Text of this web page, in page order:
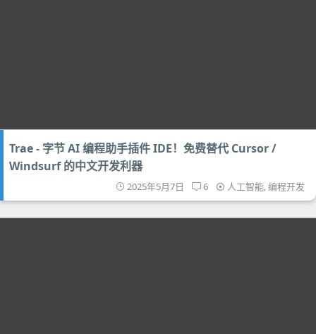
Trae - 字节 AI 编程助手插件 IDE！免费替代 Cursor /
Windsurf 的中文开发利器
2025年5月7日 6 人工智能,编程开发